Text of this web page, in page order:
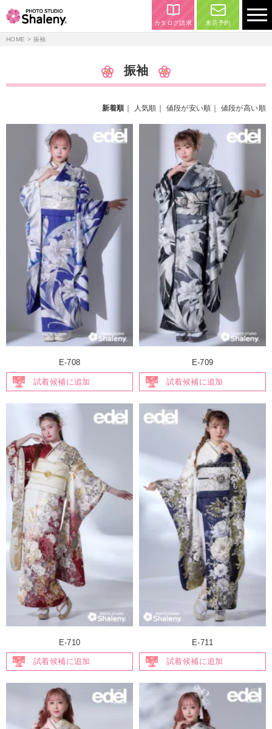
カタログ請求 来店予約
HOME > 振袖
振袖
新着順 ｜ 人気順 ｜ 値段が安い順 ｜ 値段が高い順
E-708
試着候補に追加
E-709
試着候補に追加
E-710
試着候補に追加
E-711
試着候補に追加